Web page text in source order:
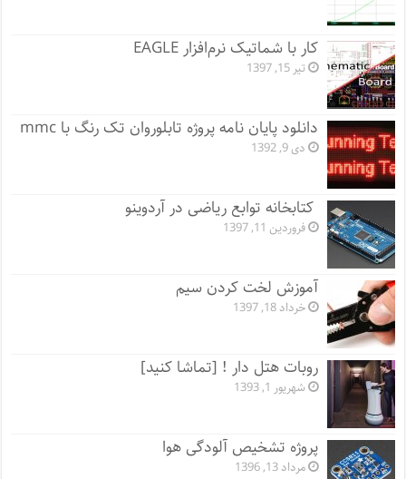
کار با شماتیک نرم‌افزار EAGLE
تیر 15, 1397
دانلود پایان نامه پروژه تابلوروان تک رنگ با mmc
دی 9, 1392
کتابخانه توابع ریاضی در آردوینو
فروردین 11, 1397
آموزش لخت کردن سیم
خرداد 18, 1397
روبات هتل دار ! [تماشا کنید]
شهریور 1, 1393
پروژه تشخیص آلودگی هوا
مرداد 13, 1396